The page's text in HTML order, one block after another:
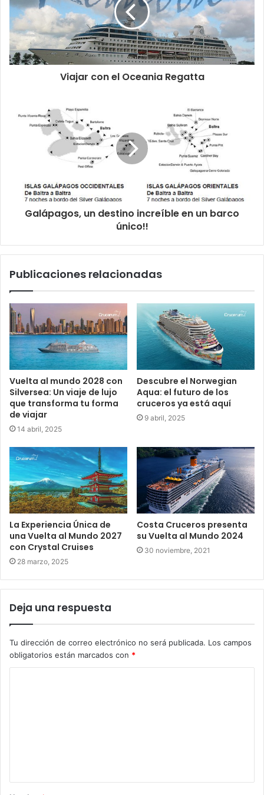
Viajar con el Oceania Regatta
Galápagos, un destino increíble en un barco
único!!
Publicaciones relacionadas
Vuelta al mundo 2028 con
Silversea: Un viaje de lujo
que transforma tu forma
de viajar
14 abril, 2025
Descubre el Norwegian
Aqua: el futuro de los
cruceros ya está aquí
9 abril, 2025
La Experiencia Única de
una Vuelta al Mundo 2027
con Crystal Cruises
28 marzo, 2025
Costa Cruceros presenta
su Vuelta al Mundo 2024
30 noviembre, 2021
Deja una respuesta
Tu dirección de correo electrónico no será publicada. Los campos
obligatorios están marcados con *
a